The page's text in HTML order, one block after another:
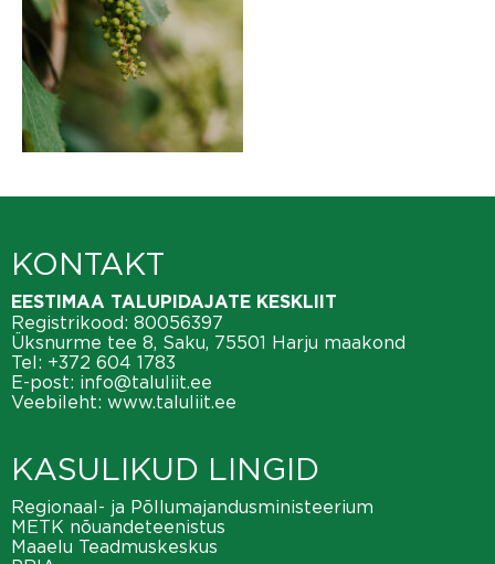
KONTAKT
EESTIMAA TALUPIDAJATE KESKLIIT
Registrikood: 80056397
Üksnurme tee 8, Saku, 75501 Harju maakond
Tel: +372 604 1783
E-post: info@taluliit.ee
Veebileht: www.taluliit.ee
KASULIKUD LINGID
Regionaal- ja Põllumajandusministeerium
METK nõuandeteenistus
Maaelu Teadmuskeskus